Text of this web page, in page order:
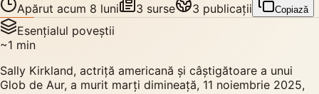
Apărut acum 8 luni 3 surse 3 publicații Copiază
Esențialul poveștii
~1 min
Sally Kirkland, actriță americană și câștigătoare a unui
Glob de Aur, a murit marți dimineață, 11 noiembrie 2025,